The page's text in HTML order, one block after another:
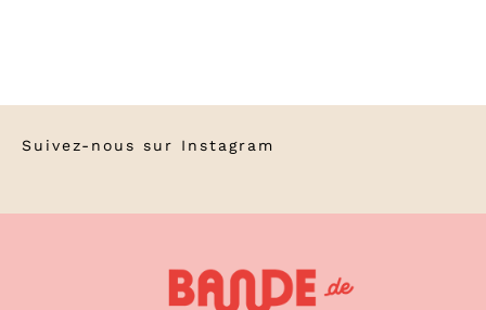
Suivez-nous sur Instagram